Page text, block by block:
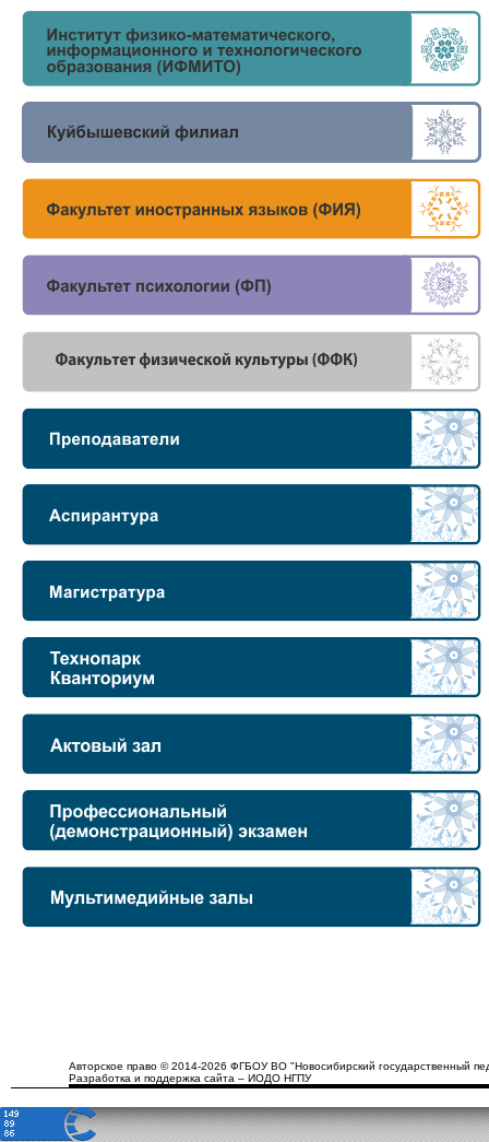
Авторское право © 2014-2026 ФГБОУ ВО "Новосибирский государственный
Разработка и поддержка сайта – ИОДО НГПУ